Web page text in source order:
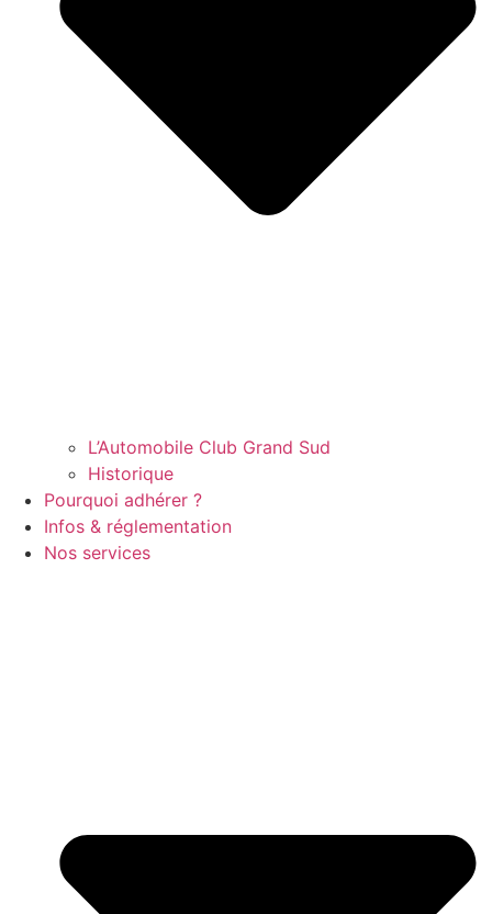
L’Automobile Club Grand Sud
Historique
Pourquoi adhérer ?
Infos & réglementation
Nos services